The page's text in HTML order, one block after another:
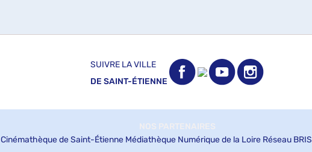
SUIVRE LA VILLE
DE SAINT-ÉTIENNE
NOS PARTENAIRES
Cinémathèque de Saint-Étienne Médiathèque Numérique de la Loire Réseau